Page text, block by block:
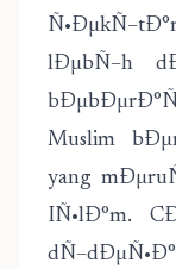
lÐµbÑ–h
Muslim
yang
IÑ•lÐ°m.